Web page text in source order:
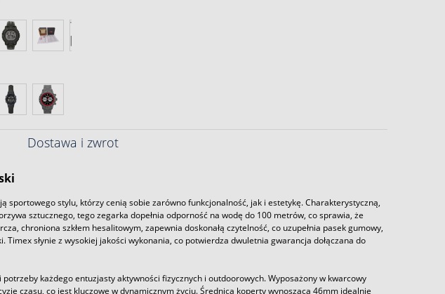
Dostawa i zwrot
sportowego stylu, którzy cenią sobie zarówno funkcjonalność, jak i estetykę. Charakterystyczną,
sztucznego, tego zegarka dopełnia odporność na wodę do 100 metrów, co sprawia, że
chroniona szkłem hesalitowym, zapewnia doskonałą czytelność, co uzupełnia pasek gumowy,
słynie z wysokiej jakości wykonania, co potwierdza dwuletnia gwarancja dołączana do
każdego entuzjasty aktywności fizycznych i outdoorowych. Wyposażony w kwarcowy
czasu, co jest kluczowe w dynamicznym życiu. Średnica koperty wynosząca 46mm idealnie